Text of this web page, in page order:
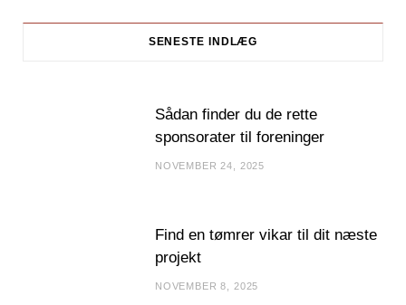
SENESTE INDLÆG
Sådan finder du de rette
sponsorater til foreninger
NOVEMBER 24, 2025
Find en tømrer vikar til dit næste
projekt
NOVEMBER 8, 2025